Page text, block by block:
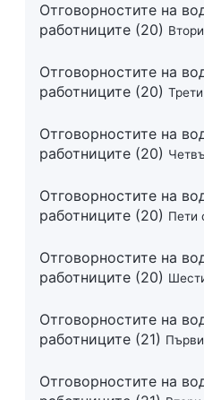
Отговорностите на
работниците (20)
Отговорностите на
работниците (20)
Отговорностите на
работниците (20)
Отговорностите на
работниците (20) Пети
Отговорностите на
работниците (20)
Отговорностите на
работниците (21)
Отговорностите на